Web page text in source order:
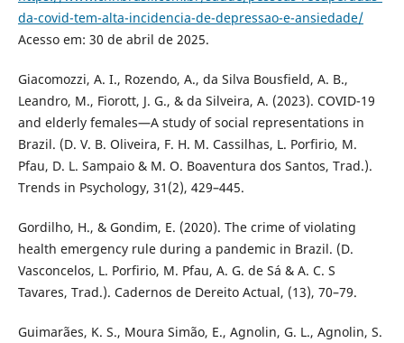
da-covid-tem-alta-incidencia-de-depressao-e-ansiedade/
Acesso em: 30 de abril de 2025.
Giacomozzi, A. I., Rozendo, A., da Silva Bousfield, A. B.,
Leandro, M., Fiorott, J. G., & da Silveira, A. (2023). COVID-19
and elderly females—A study of social representations in
Brazil. (D. V. B. Oliveira, F. H. M. Cassilhas, L. Porfirio, M.
Pfau, D. L. Sampaio & M. O. Boaventura dos Santos, Trad.).
Trends in Psychology, 31(2), 429–445.
Gordilho, H., & Gondim, E. (2020). The crime of violating
health emergency rule during a pandemic in Brazil. (D.
Vasconcelos, L. Porfirio, M. Pfau, A. G. de Sá & A. C. S
Tavares, Trad.). Cadernos de Dereito Actual, (13), 70–79.
Guimarães, K. S., Moura Simão, E., Agnolin, G. L., Agnolin, S.